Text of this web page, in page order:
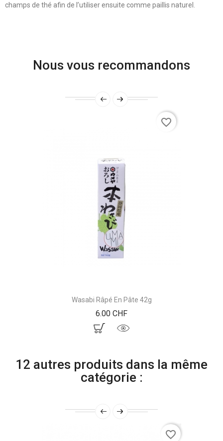
champs de thé afin de l’utiliser ensuite comme paillis naturel.
Nous vous recommandons
Wasabi Râpé En Pâte 42g
6.00 CHFPrix
favorite_border
12 autres produits dans la même
catégorie :
favorite_border